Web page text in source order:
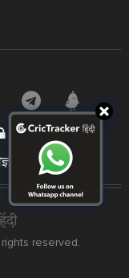
निजता नीति
दें
reserved.